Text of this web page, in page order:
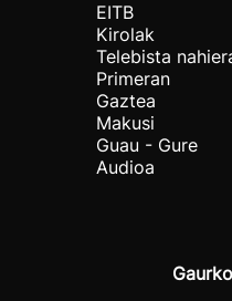
EITB
Kirolak
Telebista
Primeran
Gaztea
Makusi
Guau - Gure
Audioa